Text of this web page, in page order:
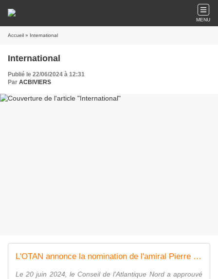
MENU
Accueil » International
International
Publié le 22/06/2024 à 12:31
Par ACBIVIERS
L'OTAN annonce la nomination de l'amiral Pierre Vandier, de la marine nationale française, au poste de commandant suprême allié Transformation
Le 20 juin 2024, le Conseil de l'Atlantique Nord a approuvé